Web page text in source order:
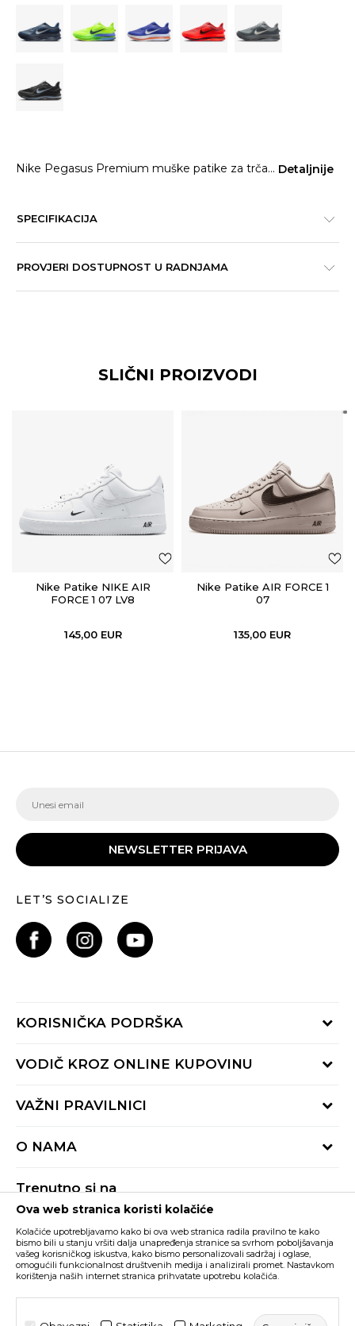
Nike Pegasus Premium muške patike za trča... Detaljnije
SPECIFIKACIJA
PROVJERI DOSTUPNOST U RADNJAMA
SLIČNI PROIZVODI
Nike Patike NIKE AIR
FORCE 1 07 LV8
145,00 EUR
Nike Patike AIR FORCE 1
07
135,00 EUR
NEWSLETTER PRIJAVA
LET’S SOCIALIZE
KORISNIČKA PODRŠKA
Provjeri status porudžbine
Radno vrijeme 9-16h
VODIČ KROZ ONLINE KUPOVINU
Načini isporuke
Reklamacije
VAŽNI PRAVILNICI
Pravila Sport&Bonus programa
O NAMA
BUZZ Shopovi
Postani dio BUZZ tima
Trenutno si na
Buzz Crna Gora PROMIJENI
Nastojimo da budemo što precizniji u opisu proizvoda, prikazu slika i samih
cijena, ali ne možemo garantovati da su sve informacije kompletne i bez
grešaka. Svi artikli prikazani na sajtu su dio naše ponude i ne podrazumijeva da
su dostupni u svakom trenutku. Raspoloživost robe možete provjeriti pozivom
©2026www.buzzsneakers.me, IzradaNB SOFT. Sva prava
Ova web stranica koristi kolačiće
Kolačiće upotrebljavamo kako bi ova web stranica radila pravilno te kako
bismo bili u stanju vršiti dalja unapređenja stranice sa svrhom poboljšavanja
vašeg korisničkog iskustva, kako bismo personalizovali sadržaj i oglase,
omogućili funkcionalnost društvenih medija i analizirali promet. Nastavkom
korištenja naših internet stranica prihvatate upotrebu kolačića.